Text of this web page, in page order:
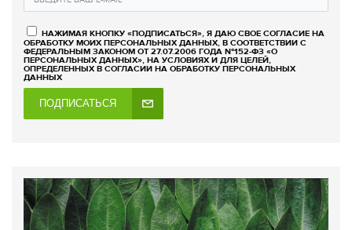
НАЖИМАЯ КНОПКУ «ПОДПИСАТЬСЯ», Я ДАЮ СВОЕ СОГЛАСИЕ НА
ОБРАБОТКУ МОИХ ПЕРСОНАЛЬНЫХ ДАННЫХ, В СООТВЕТСТВИИ С
ФЕДЕРАЛЬНЫМ ЗАКОНОМ ОТ 27.07.2006 ГОДА №152-ФЗ «О
ПЕРСОНАЛЬНЫХ ДАННЫХ», НА УСЛОВИЯХ И ДЛЯ ЦЕЛЕЙ,
ОПРЕДЕЛЕННЫХ В СОГЛАСИИ НА ОБРАБОТКУ ПЕРСОНАЛЬНЫХ
ДАННЫХ
ПОДПИСАТЬСЯ